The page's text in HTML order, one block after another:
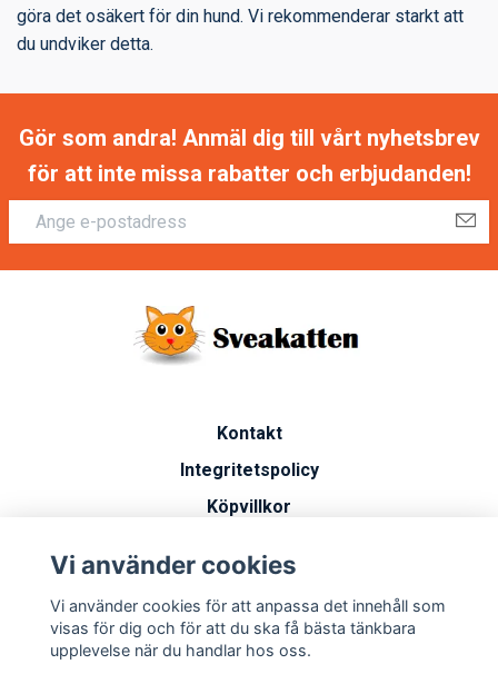
göra det osäkert för din hund. Vi rekommenderar starkt att
du undviker detta.
Gör som andra! Anmäl dig till vårt nyhetsbrev
för att inte missa rabatter och erbjudanden!
Kontakt
Integritetspolicy
Köpvillkor
Vanliga frågor
Miljöarbete
Vi använder cookies
Vi använder cookies för att anpassa det innehåll som
visas för dig och för att du ska få bästa tänkbara
upplevelse när du handlar hos oss.